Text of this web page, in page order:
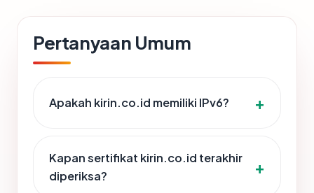
Pertanyaan Umum
Apakah kirin.co.id memiliki IPv6?
Kapan sertifikat kirin.co.id terakhir
diperiksa?